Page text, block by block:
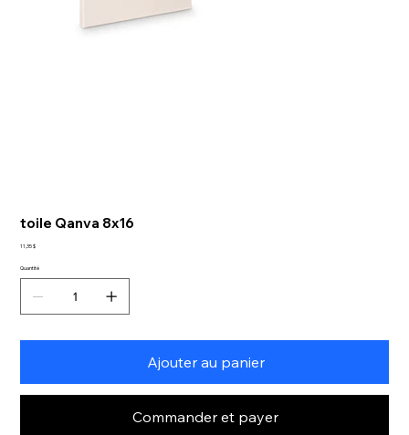
toile Qanva 8x16
Prix
11,35 $
Quantité
Ajouter au panier
Commander et payer